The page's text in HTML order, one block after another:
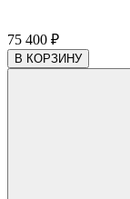
75 400 ₽
В КОРЗИНУ